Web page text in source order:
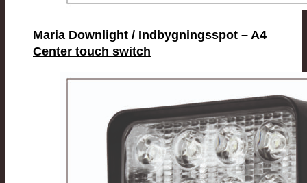
Maria Downlight / Indbygningsspot – A4
Center touch switch